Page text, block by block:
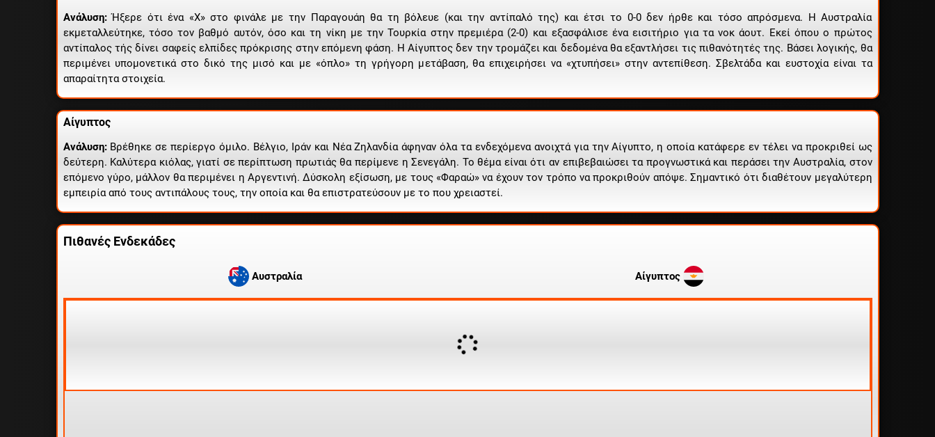
Ανάλυση:Ήξερε ότι ένα «Χ» στο φινάλε με την Παραγουάη θα τη βόλευε (και την αντίπαλό της) και έτσι το 0-0 δεν ήρθε και τόσο απρόσμενα. Η Αυστραλία
εκμεταλλεύτηκε, τόσο τον βαθμό αυτόν, όσο και τη νίκη με την Τουρκία στην πρεμιέρα (2-0) και εξασφάλισε ένα εισιτήριο για τα νοκ άουτ. Εκεί όπου ο πρώτος
αντίπαλος τής δίνει σαφείς ελπίδες πρόκρισης στην επόμενη φάση. Η Αίγυπτος δεν την τρομάζει και δεδομένα θα εξαντλήσει τις πιθανότητές της. Βάσει λογικής, θα
περιμένει υπομονετικά στο δικό της μισό και με «όπλο» τη γρήγορη μετάβαση, θα επιχειρήσει να «χτυπήσει» στην αντεπίθεση. Σβελτάδα και ευστοχία είναι τα
απαραίτητα στοιχεία.
Αίγυπτος
Ανάλυση:Βρέθηκε σε περίεργο όμιλο. Βέλγιο, Ιράν και Νέα Ζηλανδία άφηναν όλα τα ενδεχόμενα ανοιχτά για την Αίγυπτο, η οποία κατάφερε εν τέλει να προκριθεί ως
δεύτερη. Καλύτερα κιόλας, γιατί σε περίπτωση πρωτιάς θα περίμενε η Σενεγάλη. Το θέμα είναι ότι αν επιβεβαιώσει τα προγνωστικά και περάσει την Αυστραλία, στον
επόμενο γύρο, μάλλον θα περιμένει η Αργεντινή. Δύσκολη εξίσωση, με τους «Φαραώ» να έχουν τον τρόπο να προκριθούν απόψε. Σημαντικό ότι διαθέτουν μεγαλύτερη
εμπειρία από τους αντιπάλους τους, την οποία και θα επιστρατεύσουν με το που χρειαστεί.
Πιθανές Ενδεκάδες
Αυστραλία Αίγυπτος